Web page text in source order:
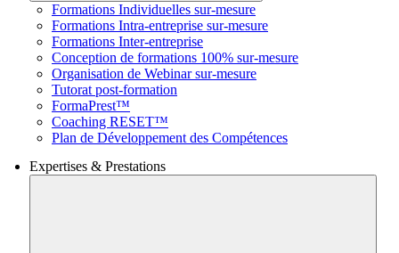
Formations Individuelles sur-mesure
Formations Intra-entreprise sur-mesure
Formations Inter-entreprise
Conception de formations 100% sur-mesure
Organisation de Webinar sur-mesure
Tutorat post-formation
FormaPrest™
Coaching RESET™
Plan de Développement des Compétences
Expertises & Prestations